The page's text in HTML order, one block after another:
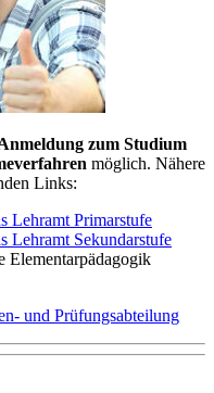
zum Studium
möglich. Nähere
Links:
Lehramt Primarstufe
Lehramt Sekundarstufe
Elementarpädagogik
und Prüfungsabteilung